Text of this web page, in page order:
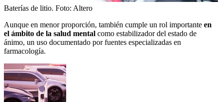
Baterías de litio. Foto: Altero
Aunque en menor proporción, también cumple un rol importante en
el ámbito de la salud mental como estabilizador del estado de
ánimo, un uso documentado por fuentes especializadas en
farmacología.